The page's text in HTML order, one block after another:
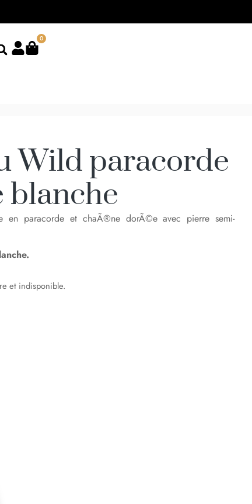
0
Wild paracorde
blanche
en paracorde et chaÃ®ne dorÃ©e avec pierre semi-
et indisponible.